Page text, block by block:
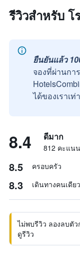
รีวิวสำหรับ
ยืนยันแล้ว
จองที่ผ่านกา
ได้ของเราเ
8.4 ดีมาก
812 คะแน
8.5 ครอบครัว
8.3 เดินทางคนเดียว
ไม่พบรีวิว ลองลบตั
ดูรีวิว